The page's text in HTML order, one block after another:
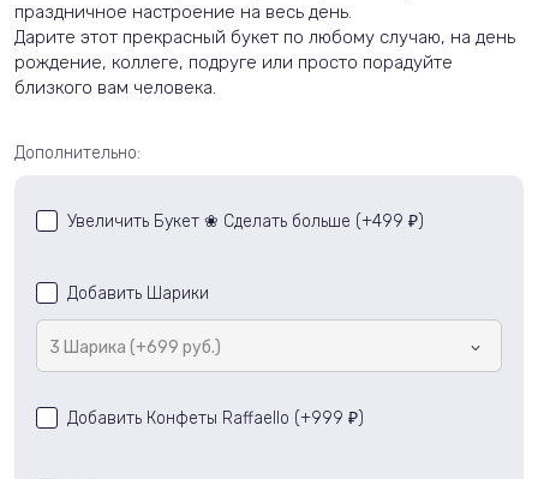
праздничное настроение на весь день.
Дарите этот прекрасный букет по любому случаю, на день
рождение, коллеге, подруге или просто порадуйте
близкого вам человека.
Дополнительно:
Увеличить Букет ❀ Сделать больше (+499 ₽ )
Добавить Шарики
3 Шарика (+699 руб.)
Добавить Конфеты Raffaello (+999 ₽ )